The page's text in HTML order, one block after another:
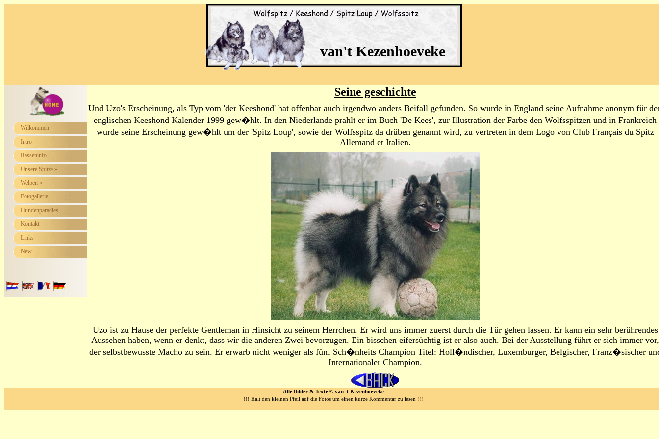
van't Kezenhoeveke
Wilkommen
Intro
Rasseninfo
Unsere Spitze »
Welpen »
Fotogallerie
Hundenparadies
Kontakt
Links
New
Seine geschichte
Und Uzo's Erscheinung, als Typ vom 'der Keeshond' hat offenbar auch irgendwo anders Beifall gefunden. So wurde in England seine Aufnahme anonym für
englischen Keeshond Kalender 1999 gew�hlt. In den Niederlande prahlt er im Buch 'De Kees', zur Illustration der Farbe den Wolfsspitzen und in Frankreich
wurde seine Erscheinung gew�hlt um der 'Spitz Loup', sowie der Wolfsspitz da drüben genannt wird, zu vertreten in dem Logo von Club Français du Spitz
Allemand et Italien.
Uzo ist zu Hause der perfekte Gentleman in Hinsicht zu seinem Herrchen. Er wird uns immer zuerst durch die Tür gehen lassen. Er kann ein sehr berührendes
Aussehen haben, wenn er denkt, dass wir die anderen Zwei bevorzugen. Ein bisschen eifersüchtig ist er also auch. Bei der Ausstellung führt er sich immer vor,
der selbstbewusste Macho zu sein. Er erwarb nicht weniger als fünf Sch�nheits Champion Titel: Holl�ndischer, Luxemburger, Belgischer, Franz�sischer
Internationaler Champion.
Alle Bilder & Texte © van 't Kezenhoeveke
!!! Halt den kleinen Pfeil auf die Fotos um einen kurze Kommentar zu lesen !!!